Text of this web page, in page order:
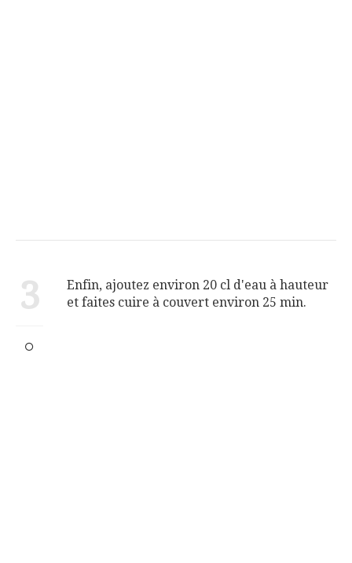
3
Enfin, ajoutez environ 20 cl d'eau à hauteur
et faites cuire à couvert environ 25 min.